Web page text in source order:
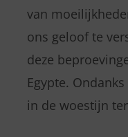
van
ons geloof te
deze
Egypte.
in de woestijn